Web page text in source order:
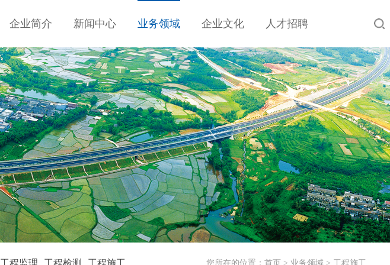
企业简介 新闻中心 业务领域 企业文化 人才招聘
您所在的位置： 首页 > 业务领域 > 工程施工
工程监理 工程检测 工程施工